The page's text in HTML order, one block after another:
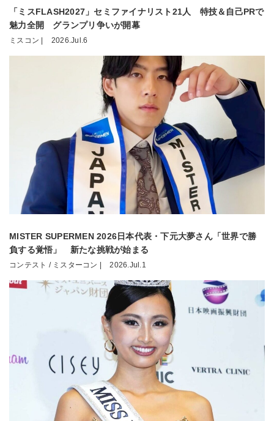
「ミスFLASH2027」セミファイナリスト21人 特技＆自己PRで
魅力全開 グランプリ争いが開幕
ミスコン | 2026.Jul.6
MISTER SUPERMEN 2026日本代表・下元大夢さん「世界で勝
負する覚悟」 新たな挑戦が始まる
コンテスト / ミスターコン | 2026.Jul.1